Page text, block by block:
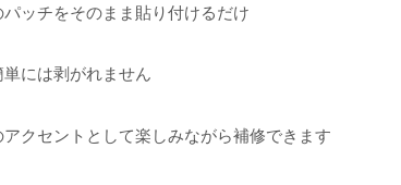
ッチをそのまま貼り付けるだけ
には剥がれません
クセントとして楽しみながら補修できます